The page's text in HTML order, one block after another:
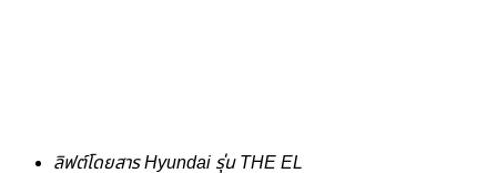
ลิฟต์โดยสาร Hyundai รุ่น THE EL